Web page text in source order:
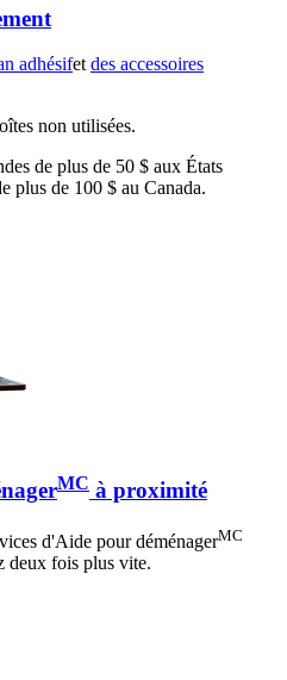
adhésifetdes accessoires
non utilisées.
de plus de 50 $ aux États
plus de 100 $ au Canada.
MC à proximité
d'Aide pour déménagerMC
deux fois plus vite.